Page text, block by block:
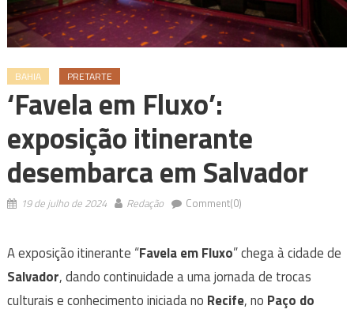
BAHIA PRETARTE
‘Favela em Fluxo’:
exposição itinerante
desembarca em Salvador
19 de julho de 2024 Redação Comment(0)
A exposição itinerante “Favela em Fluxo” chega à cidade de
Salvador, dando continuidade a uma jornada de trocas
culturais e conhecimento iniciada no Recife, no Paço do